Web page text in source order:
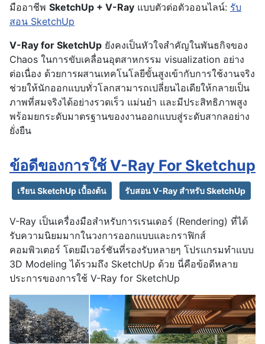
มืออาชีพ SketchUp + V-Ray แบบตัวต่อตัวออนไลน์: รับ
สอน SketchUp
V-Ray for SketchUp ยังคงเป็นหัวใจสำคัญในพันธกิจของ
Chaos ในการขับเคลื่อนอุตสาหกรรม visualization อย่าง
ต่อเนื่อง ด้วยการผสานเทคโนโลยีขั้นสูงเข้ากับการใช้งานจริง
ช่วยให้นักออกแบบทั่วโลกสามารถเปลี่ยนไอเดียให้กลายเป็น
ภาพที่สมจริงได้อย่างรวดเร็ว แม่นยำ และมีประสิทธิภาพสูง
พร้อมยกระดับมาตรฐานของงานออกแบบสู่ระดับสากลอย่าง
ยั่งยืน
ข้อดีของการใช้ V-Ray For Sketchup
เรียน SketchUp เบื้องต้น รับสอน V-Ray สำหรับ SketchUp
V-Ray เป็นเครื่องมือสำหรับการเรนเดอร์ (Rendering) ที่ได้
รับความนิยมมากในวงการออกแบบและกราฟิกส์
คอมพิวเตอร์ โดยมีเวอร์ชันที่รองรับหลายๆ โปรแกรมทำแบบ
3D Modeling ได้รวมถึง SketchUp ด้วย นี่คือข้อดีหลาย
ประการของการใช้ V-Ray for SketchUp